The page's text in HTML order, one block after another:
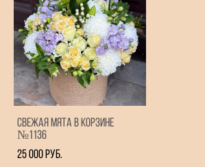
Свежая мята в корзине
№1136
25 000 pуб.